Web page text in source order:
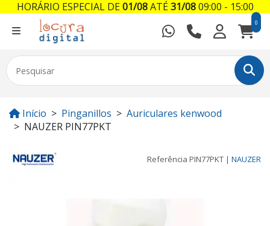
0
Início Pinganillos
Auriculares kenwood
NAUZER PIN77PKT
Referência PIN77PKT | NAUZER
HORÁRIO ESPECIAL DE01/08ATÉ31/0809:00 - 15:00